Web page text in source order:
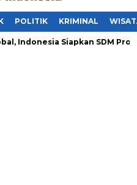
POLITIK KRIMINAL
Siapkan SDM